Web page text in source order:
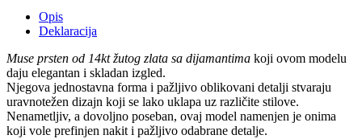
Opis
Deklaracija
Muse prsten od 14kt žutog zlata sa dijamantima koji ovom modelu
daju elegantan i skladan izgled.
Njegova jednostavna forma i pažljivo oblikovani detalji stvaraju
uravnotežen dizajn koji se lako uklapa uz različite stilove.
Nenametljiv, a dovoljno poseban, ovaj model namenjen je onima
koji vole prefinjen nakit i pažljivo odabrane detalje.